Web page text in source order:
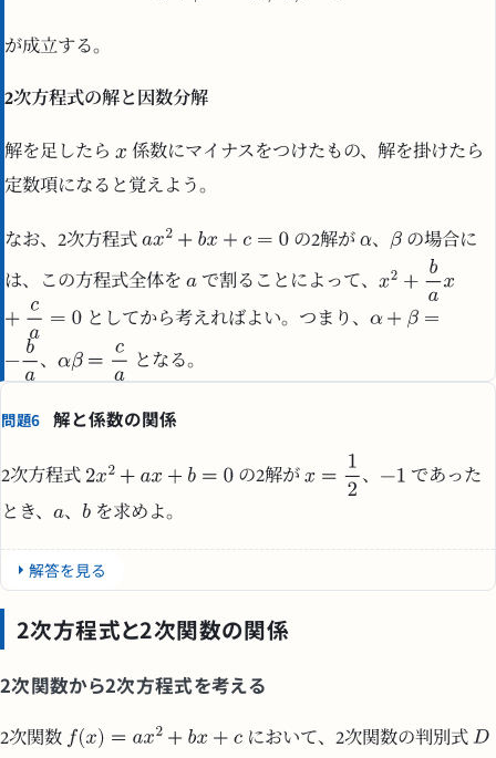
が成立する。
2次方程式の解と因数分解
解を足したら
係数にマイナスをつけたもの、解を掛けたら
定数項になると覚えよう。
なお、2次方程式 の2解が 、 の場合に
は、この方程式全体を で割ることによって、
としてから考えればよい。つまり、
、 となる。
問題6 解と係数の関係
2次方程式 の2解が 、 であった
とき、 、 を求めよ。
解答を見る
2次方程式と2次関数の関係
2次関数から2次方程式を考える
2次関数
において、2次関数の判別式